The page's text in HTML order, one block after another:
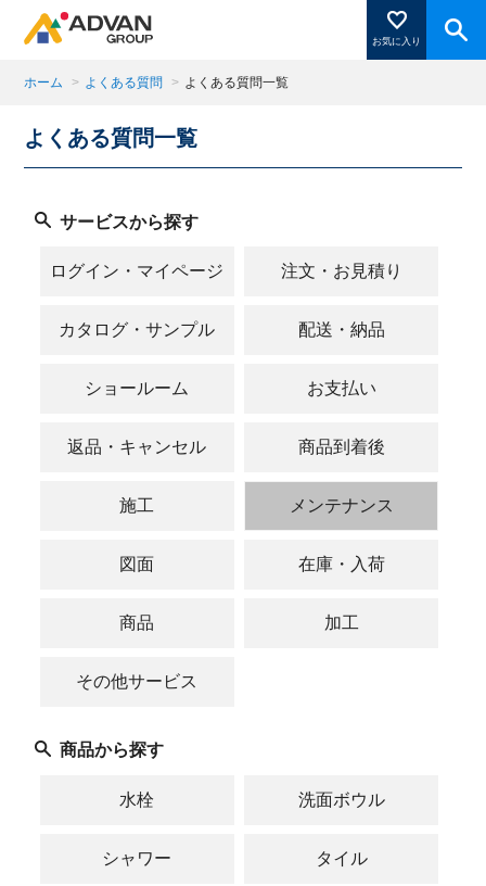
お気に入り
商品ページにある「お気に入り登録」を押すと登録した
商品がここに表示されます。
閉じる
ホーム > よくある質問 > よくある質問一覧
よくある質問一覧
サービスから探す
ログイン・マイページ 注文・お見積り
カタログ・サンプル 配送・納品
ショールーム お支払い
返品・キャンセル 商品到着後
施工 メンテナンス
図面 在庫・入荷
商品 加工
その他サービス
商品から探す
水栓 洗面ボウル
シャワー タイル